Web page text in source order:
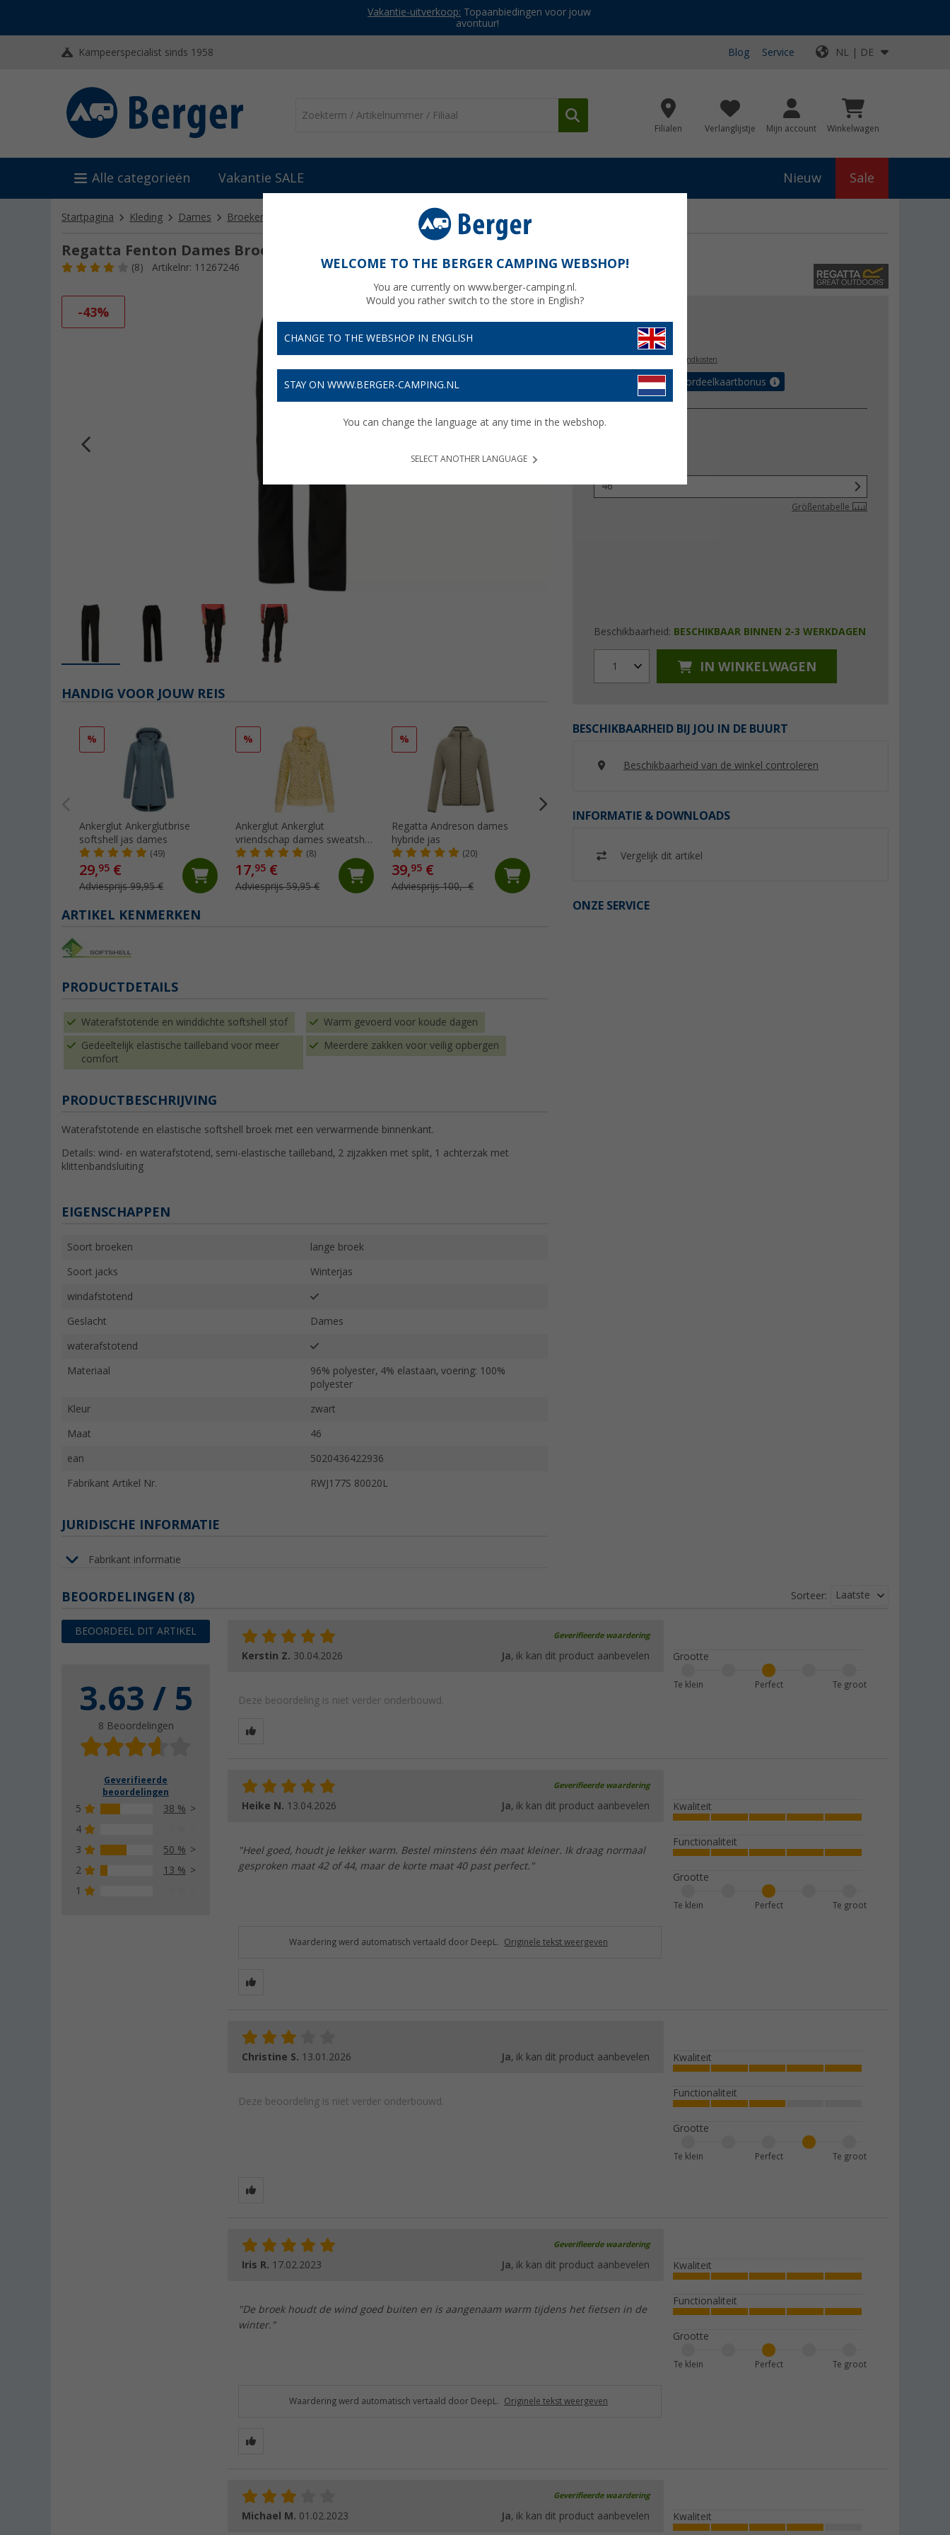
Vakantie-uitverkoop: Topaanbiedingen voor jouw
avontuur!
Kampeerspecialist sinds 1958 Blog Service NL | DE
Filialen Verlanglijstje Mijn account Winkelwagen
Alle categorieën Vakantie SALE Nieuw Sale
Startpagina Kleding Dames Broeken, rokken & jurken Regatta Fenton Dames Broek
Regatta Fenton Dames Broek
(8) Artikelnr: 11267246
-43%
€ 44,95
plus verzendkosten
Verzeker tot 5% voordeelkaartbonus
Kleur
46
Größentabelle
Beschikbaarheid: BESCHIKBAAR BINNEN 2-3 WERKDAGEN
1 IN WINKELWAGEN
BESCHIKBAARHEID BIJ JOU IN DE BUURT
Beschikbaarheid van de winkel controleren
INFORMATIE & DOWNLOADS
Vergelijk dit artikel
ONZE SERVICE
HANDIG VOOR JOUW REIS
%
Ankerglut Ankerglutbrise
softshell jas dames
(49)
29,95 €
Adviesprijs 99,95 €
%
Ankerglut Ankerglut
vriendschap dames sweatshirt
jas
(8)
17,95 €
Adviesprijs 59,95 €
%
Regatta Andreson dames
hybride jas
(20)
39,95 €
Adviesprijs 100,- €
(12)
ARTIKEL KENMERKEN
PRODUCTDETAILS
Waterafstotende en winddichte softshell stof Warm gevoerd voor koude dagen
Gedeeltelijk elastische tailleband voor meer
comfort
Meerdere zakken voor veilig opbergen
PRODUCTBESCHRIJVING
Waterafstotende en elastische softshell broek met een verwarmende binnenkant.
Details: wind- en waterafstotend, semi-elastische tailleband, 2 zijzakken met split, 1 achterzak met
klittenbandsluiting
EIGENSCHAPPEN
Soort broeken lange broek
Soort jacks Winterjas
windafstotend
Geslacht Dames
waterafstotend
Materiaal
96% polyester, 4% elastaan, voering: 100%
polyester
Kleur zwart
Maat 46
ean 5020436422936
Fabrikant Artikel Nr. RWJ177S 80020L
JURIDISCHE INFORMATIE
Fabrikant informatie
BEOORDELINGEN (8)
BEOORDEEL DIT ARTIKEL
3.63 / 5
8 Beoordelingen
Geverifieerde
beoordelingen
5
38 %
4
3
50 %
2
13 %
1
Sorteer: Laatste
Geverifieerde waardering
Kerstin Z. 30.04.2026 Ja, ik kan dit product aanbevelen
Deze beoordeling is niet verder onderbouwd.
Grootte
Te groot
Perfect
Te klein
Geverifieerde waardering
Heike N. 13.04.2026 Ja, ik kan dit product aanbevelen
"Heel goed, houdt je lekker warm. Bestel minstens één maat kleiner. Ik draag normaal
gesproken maat 42 of 44, maar de korte maat 40 past perfect."
Kwaliteit
Functionaliteit
Grootte
Te groot
Perfect
Te klein
Waardering werd automatisch vertaald door DeepL. Originele tekst weergeven
Christine S. 13.01.2026 Ja, ik kan dit product aanbevelen
Deze beoordeling is niet verder onderbouwd.
Kwaliteit
Functionaliteit
Grootte
Te groot
Perfect
Te klein
Geverifieerde waardering
Iris R. 17.02.2023 Ja, ik kan dit product aanbevelen
"De broek houdt de wind goed buiten en is aangenaam warm tijdens het fietsen in de
winter."
Kwaliteit
Functionaliteit
Grootte
Te groot
Perfect
Te klein
Waardering werd automatisch vertaald door DeepL. Originele tekst weergeven
Geverifieerde waardering
Michael M. 01.02.2023 Ja, ik kan dit product aanbevelen Kwaliteit
WELCOME TO THE BERGER CAMPING WEBSHOP!
You are currently on www.berger-camping.nl.
Would you rather switch to the store in English?
CHANGE TO THE WEBSHOP IN ENGLISH
STAY ON WWW.BERGER-CAMPING.NL
You can change the language at any time in the webshop.
SELECT ANOTHER LANGUAGE